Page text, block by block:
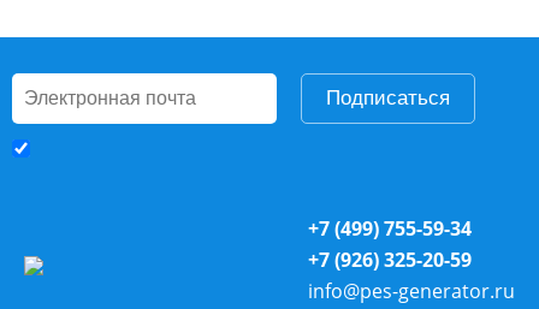
Подписаться
+7 (499) 755-59-34
+7 (926) 325-20-59
info@pes-generator.ru